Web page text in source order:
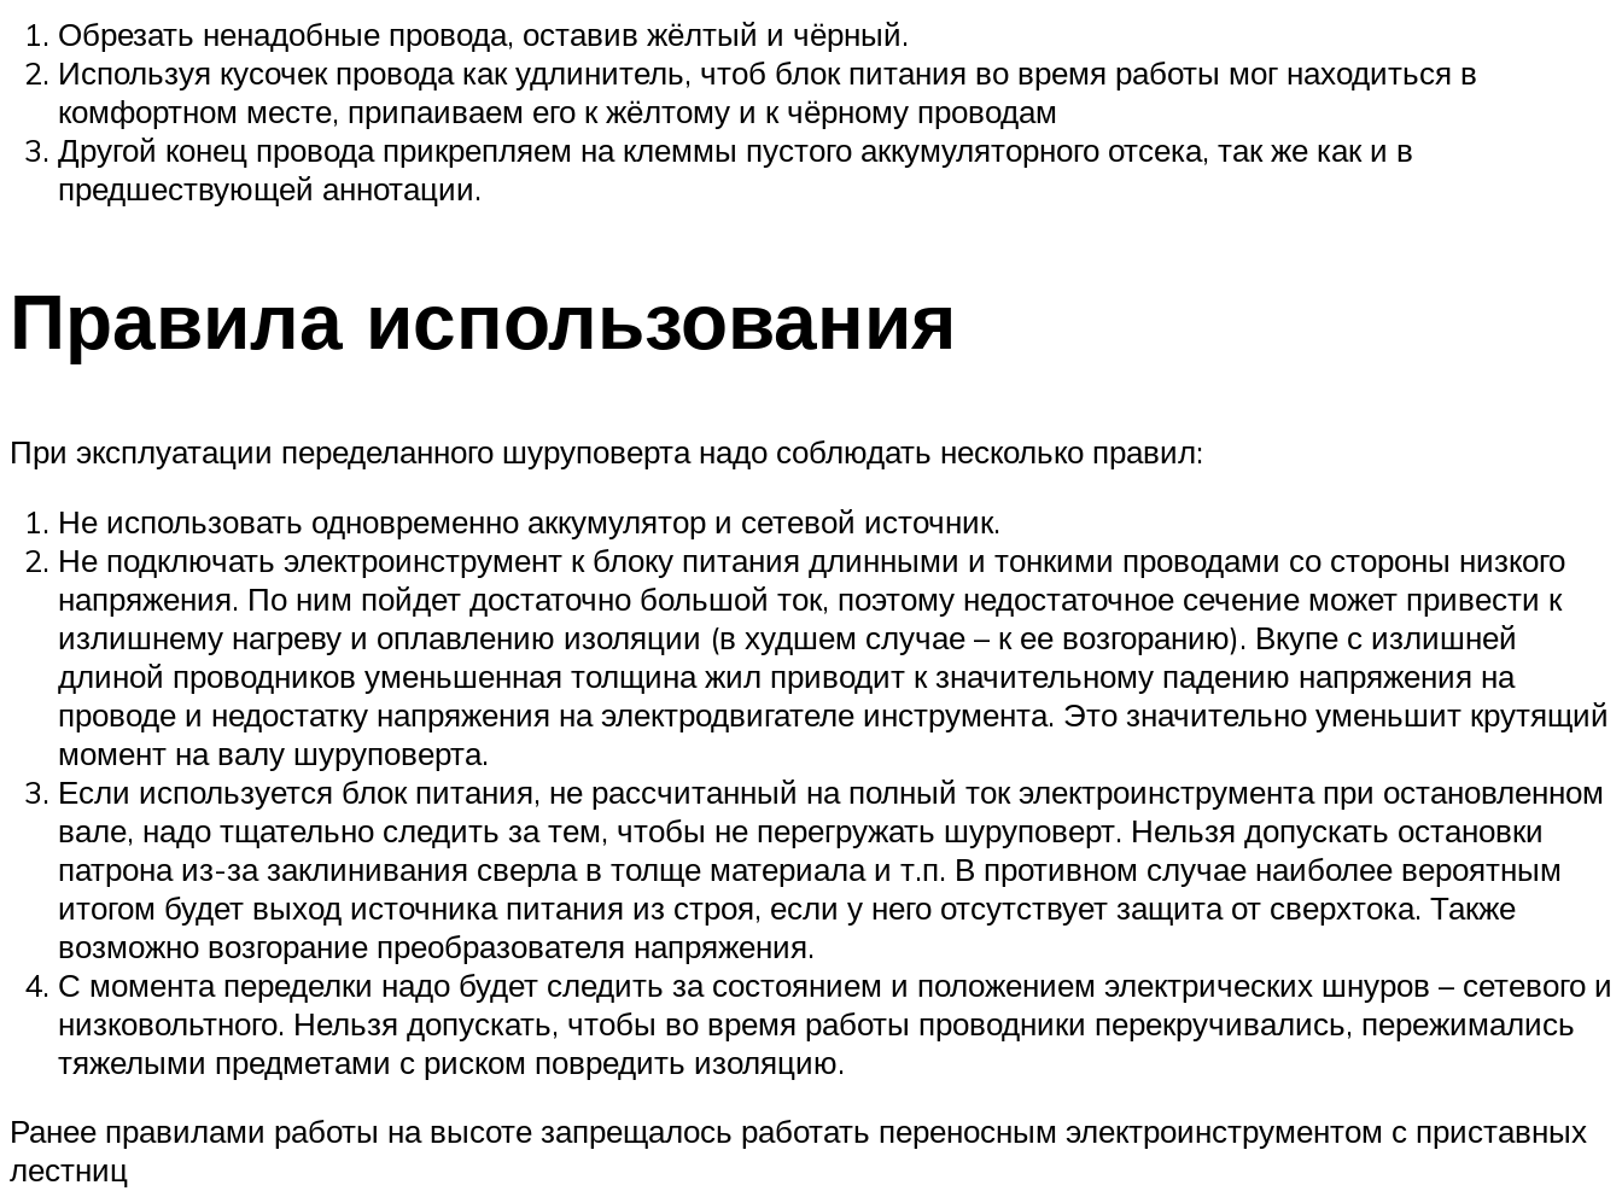
Обрезать ненадобные провода, оставив жёлтый и чёрный.
Используя кусочек провода как удлинитель, чтоб блок питания во время работы мог находиться в
комфортном месте, припаиваем его к жёлтому и к чёрному проводам
Другой конец провода прикрепляем на клеммы пустого аккумуляторного отсека, так же как и в
предшествующей аннотации.
Правила использования
При эксплуатации переделанного шуруповерта надо соблюдать несколько правил:
Не использовать одновременно аккумулятор и сетевой источник.
Не подключать электроинструмент к блоку питания длинными и тонкими проводами со стороны низкого
напряжения. По ним пойдет достаточно большой ток, поэтому недостаточное сечение может привести к
излишнему нагреву и оплавлению изоляции (в худшем случае – к ее возгоранию). Вкупе с излишней
длиной проводников уменьшенная толщина жил приводит к значительному падению напряжения на
проводе и недостатку напряжения на электродвигателе инструмента. Это значительно уменьшит крутящий
момент на валу шуруповерта.
Если используется блок питания, не рассчитанный на полный ток электроинструмента при остановленном
вале, надо тщательно следить за тем, чтобы не перегружать шуруповерт. Нельзя допускать остановки
патрона из-за заклинивания сверла в толще материала и т.п. В противном случае наиболее вероятным
итогом будет выход источника питания из строя, если у него отсутствует защита от сверхтока. Также
возможно возгорание преобразователя напряжения.
С момента переделки надо будет следить за состоянием и положением электрических шнуров – сетевого и
низковольтного. Нельзя допускать, чтобы во время работы проводники перекручивались, пережимались
тяжелыми предметами с риском повредить изоляцию.
Ранее правилами работы на высоте запрещалось работать переносным электроинструментом с приставных
лестниц